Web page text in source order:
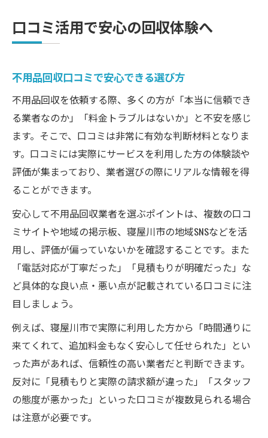
口コミ活用で安心の回収体験へ
不用品回収口コミで安心できる選び方
不用品回収を依頼する際、多くの方が「本当に信頼でき
る業者なのか」「料金トラブルはないか」と不安を感じ
ます。そこで、口コミは非常に有効な判断材料となりま
す。口コミには実際にサービスを利用した方の体験談や
評価が集まっており、業者選びの際にリアルな情報を得
ることができます。
安心して不用品回収業者を選ぶポイントは、複数の口コ
ミサイトや地域の掲示板、寝屋川市の地域SNSなどを活
用し、評価が偏っていないかを確認することです。また
「電話対応が丁寧だった」「見積もりが明確だった」な
ど具体的な良い点・悪い点が記載されている口コミに注
目しましょう。
例えば、寝屋川市で実際に利用した方から「時間通りに
来てくれて、追加料金もなく安心して任せられた」とい
った声があれば、信頼性の高い業者だと判断できます。
反対に「見積もりと実際の請求額が違った」「スタッフ
の態度が悪かった」といった口コミが複数見られる場合
は注意が必要です。